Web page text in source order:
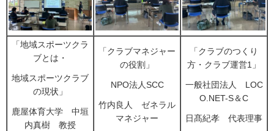
「地域スポーツクラ
ブとは・
地域スポーツクラブ
の現状」
鹿屋体育大学 中垣
内真樹
教授
「クラブマネジャー
の役割」
NPO法人SCC
竹内良人 ゼネラル
マネジャー
「クラブのつくり
方・クラブ運営1」
一般社団法人 LOC
O.NET-S＆C
日髙紀孝 代表理事